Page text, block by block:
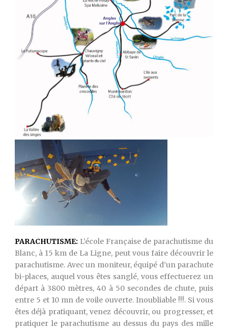
PARACHUTISME: L’école Française de parachutisme du
Blanc, à 15 km de La Ligne, peut vous faire découvrir le
parachutisme. Avec un moniteur, équipé d’un parachute
bi-places, auquel vous êtes sanglé, vous effectuerez un
départ à 3800 mètres, 40 à 50 secondes de chute, puis
entre 5 et 10 mn de voile ouverte. Inoubliable !!!. Si vous
êtes déjà pratiquant, venez découvrir, ou progresser, et
pratiquer le parachutisme au dessus du pays des mille